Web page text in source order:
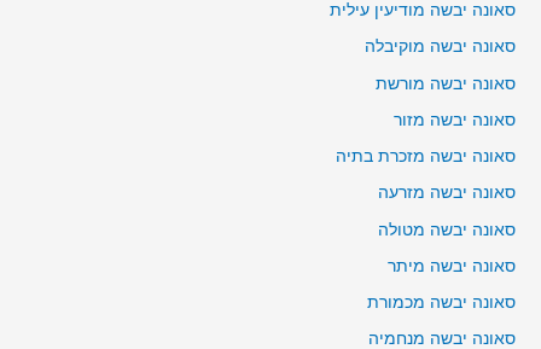
סאונה יבשה מודיעין עילית
סאונה יבשה מוקיבלה
סאונה יבשה מורשת
סאונה יבשה מזור
סאונה יבשה מזכרת בתיה
סאונה יבשה מזרעה
סאונה יבשה מטולה
סאונה יבשה מיתר
סאונה יבשה מכמורת
סאונה יבשה מנחמיה